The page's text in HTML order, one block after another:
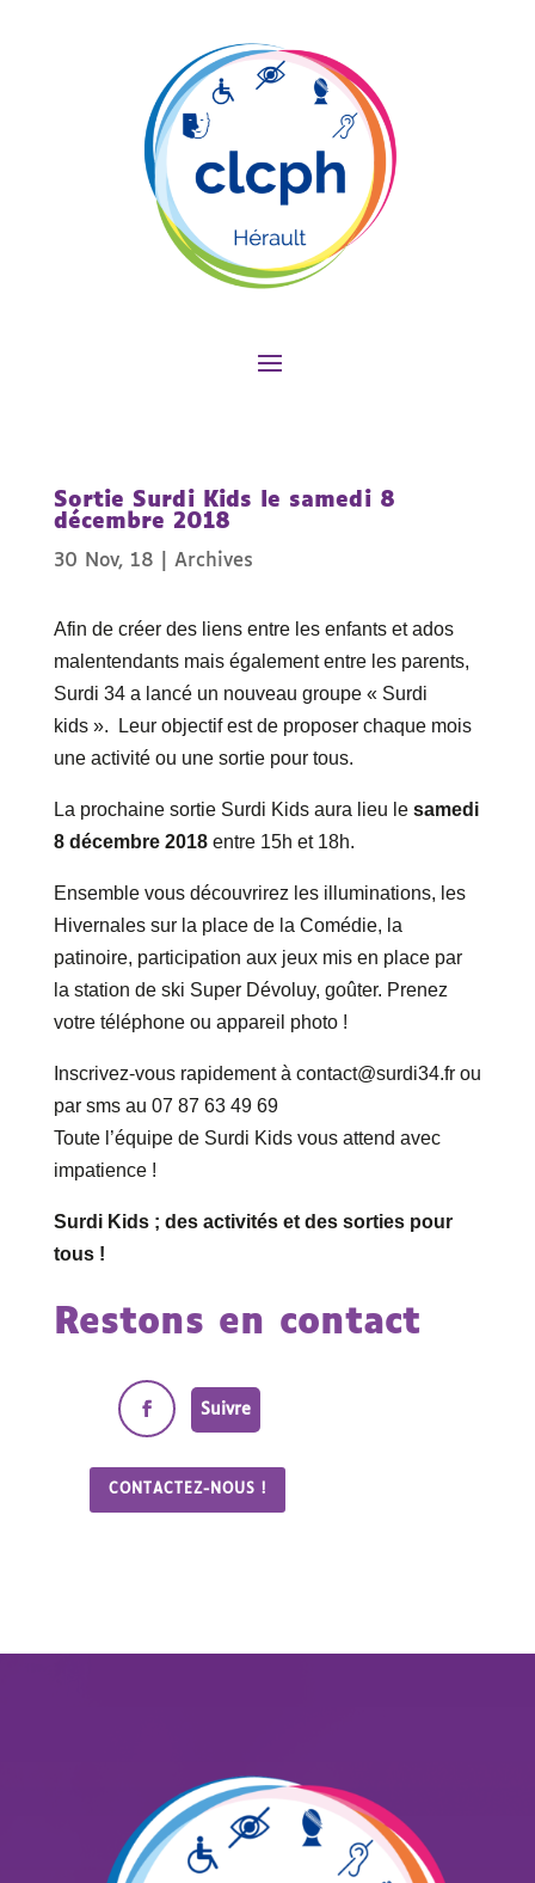
Sortie Surdi Kids le samedi 8
décembre 2018
30 Nov, 18 Archives
Afin de créer des liens entre les enfants et ados
malentendants mais également entre les parents,
Surdi 34 a lancé un nouveau groupe « Surdi
kids ». Leur objectif est de proposer chaque mois
une activité ou une sortie pour tous.
La prochaine sortie Surdi Kids aura lieu le samedi
8 décembre 2018 entre 15h et 18h.
Ensemble vous découvrirez les illuminations, les
Hivernales sur la place de la Comédie, la
patinoire, participation aux jeux mis en place par
la station de ski Super Dévoluy, goûter. Prenez
votre téléphone ou appareil photo !
Inscrivez-vous rapidement à contact@surdi34.fr ou
par sms au 07 87 63 49 69
Toute l’équipe de Surdi Kids vous attend avec
impatience !
Surdi Kids ; des activités et des sorties pour
tous !
Restons en contact
Suivre
CONTACTEZ-NOUS !